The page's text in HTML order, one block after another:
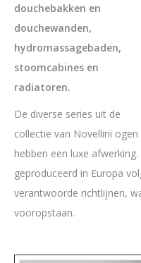
douchebakken en
douchewanden,
hydromassagebaden,
stoomcabines en
radiatoren.
De diverse series uit de
collectie van Novellini
hebben een luxe
geproduceerd in Europa
verantwoorde richtlijnen,
vooropstaan.